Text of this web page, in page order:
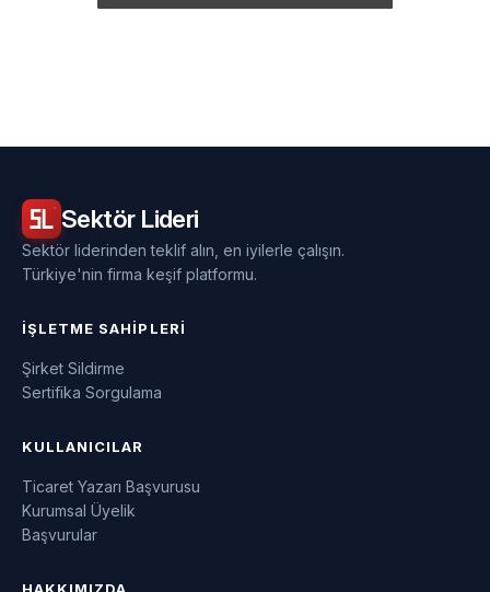
Sektör Lideri
Sektör liderinden teklif alın, en iyilerle çalışın.
Türkiye'nin firma keşif platformu.
İŞLETME SAHIPLERI
Şirket Sildirme
Sertifika Sorgulama
KULLANICILAR
Ticaret Yazarı Başvurusu
Kurumsal Üyelik
Başvurular